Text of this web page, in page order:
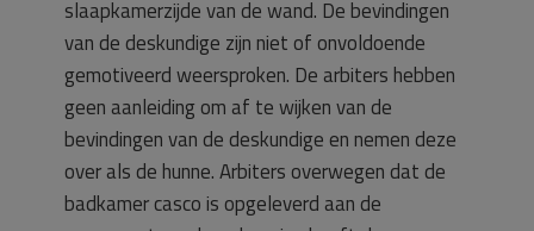
slaapkamerzijde van de wand. De bevindingen
van de deskundige zijn niet of onvoldoende
gemotiveerd weersproken. De arbiters hebben
geen aanleiding om af te wijken van de
bevindingen van de deskundige en nemen deze
over als de hunne. Arbiters overwegen dat de
badkamer casco is opgeleverd aan de